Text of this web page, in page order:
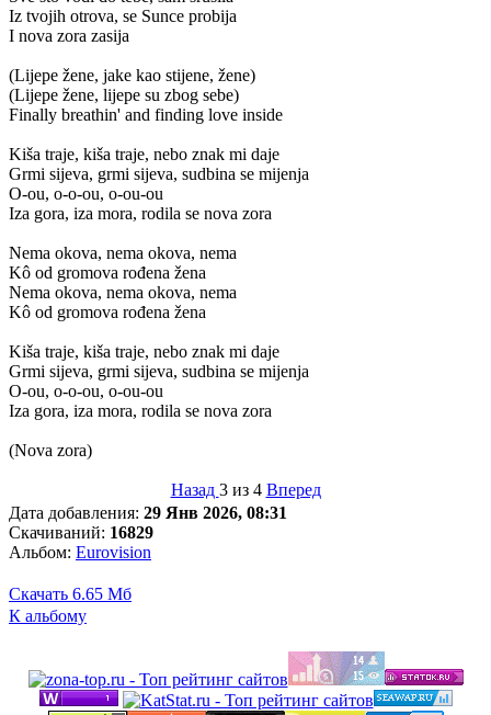
Iz tvojih otrova, se Sunce probija
I nova zora zasija
(Lijepe žene, jake kao stijene, žene)
(Lijepe žene, lijepe su zbog sebe)
Finally breathin' and finding love inside
Kiša traje, kiša traje, nebo znak mi daje
Grmi sijeva, grmi sijeva, sudbina se mijenja
O-ou, o-o-ou, o-ou-ou
Iza gora, iza mora, rodila se nova zora
Nema okova, nema okova, nema
Kô od gromova rođena žena
Nema okova, nema okova, nema
Kô od gromova rođena žena
Kiša traje, kiša traje, nebo znak mi daje
Grmi sijeva, grmi sijeva, sudbina se mijenja
O-ou, o-o-ou, o-ou-ou
Iza gora, iza mora, rodila ѕe nova zora
(Nova zorа)
Назад 3 из 4 Вперед
Дата добавления: 29 Янв 2026, 08:31
Скачиваний: 16829
Альбом: Eurovision
Скачать 6.65 Мб
К альбому